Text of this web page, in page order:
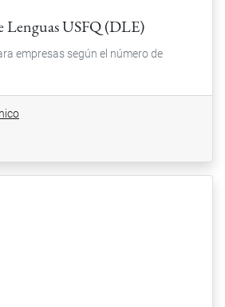
Lenguas USFQ (DLE)
empresas según el número de